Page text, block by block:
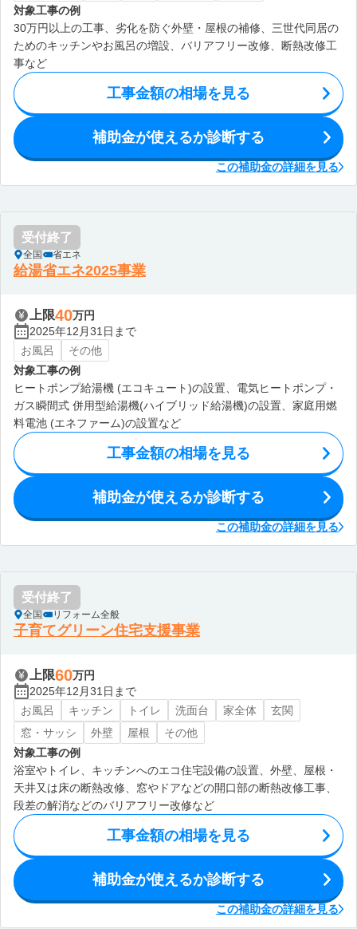
対象工事の例
30万円以上の工事、劣化を防ぐ外壁・屋根の補修、三世代同居の
ためのキッチンやお風呂の増設、バリアフリー改修、断熱改修工
事など
工事金額の相場を見る
補助金が使えるか診断する
この補助金の詳細を見る
受付終了
全国 省エネ
給湯省エネ2025事業
上限40万円
2025年12月31日まで
お風呂
その他
対象工事の例
ヒートポンプ給湯機 (エコキュート)の設置、電気ヒートポンプ・
ガス瞬間式 併用型給湯機(ハイブリッド給湯機)の設置、家庭用燃
料電池 (エネファーム)の設置など
工事金額の相場を見る
補助金が使えるか診断する
この補助金の詳細を見る
受付終了
全国 リフォーム全般
子育てグリーン住宅支援事業
上限60万円
2025年12月31日まで
お風呂
キッチン トイレ 洗面台 家全体
玄関
窓・サッシ
外壁 屋根
その他
対象工事の例
浴室やトイレ、キッチンへのエコ住宅設備の設置、外壁、屋根・
天井又は床の断熱改修、窓やドアなどの開口部の断熱改修工事、
段差の解消などのバリアフリー改修など
工事金額の相場を見る
補助金が使えるか診断する
この補助金の詳細を見る